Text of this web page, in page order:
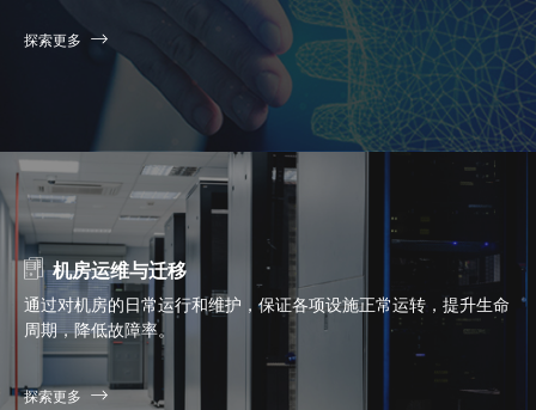
探索更多
机房运维与迁移
通过对机房的日常运行和维护，保证各项设施正常运转，提升生命
周期，降低故障率。
探索更多